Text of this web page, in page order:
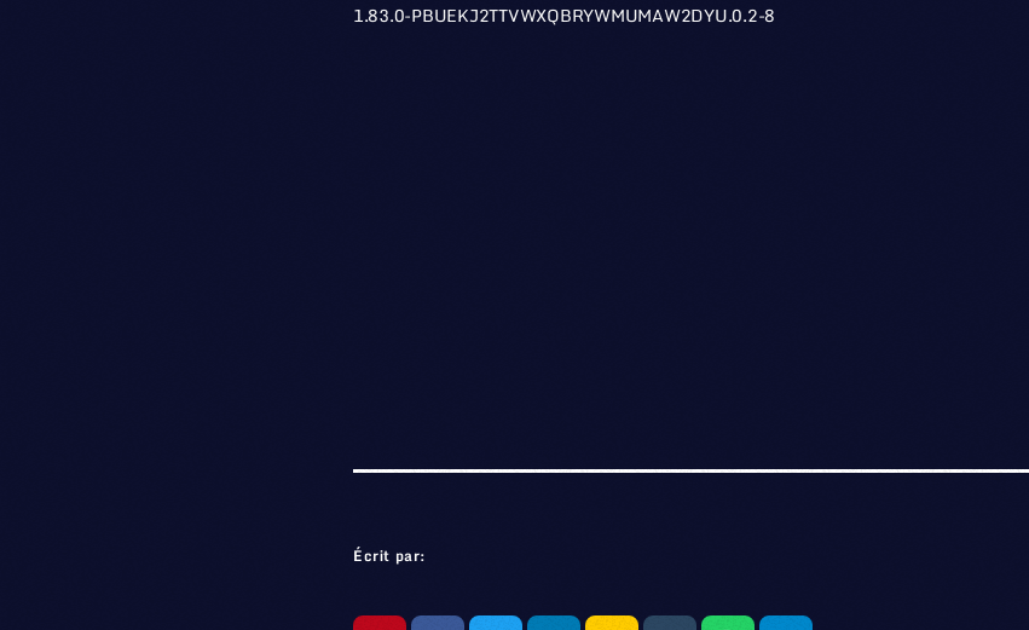
1.83.0-PBUEKJ2TTVWXQBRYWMUMAW2DYU.0.2-8
Écrit par: